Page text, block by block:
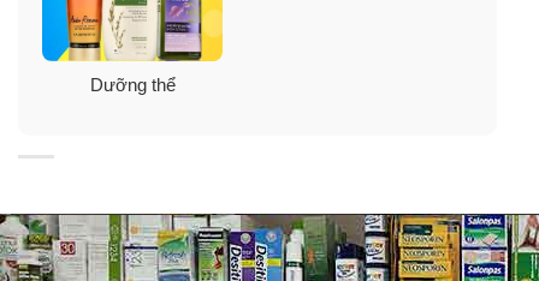
mềm da.
Dưỡng thể